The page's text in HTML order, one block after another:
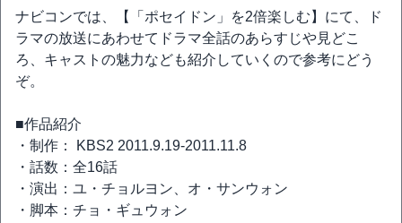
ナビコンでは、【「ポセイドン」を2倍楽しむ】にて、ド
ラマの放送にあわせてドラマ全話のあらすじや見どこ
ろ、キャストの魅力なども紹介していくので参考にどう
ぞ。
■作品紹介
・制作： KBS2 2011.9.19-2011.11.8
・話数：全16話
・演出：ユ・チョルヨン、オ・サンウォン
・脚本：チョ・ギュウォン